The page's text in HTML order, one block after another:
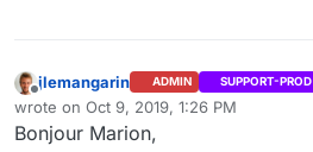
Offline
jlemangarin ADMIN SUPPORT-PROD
wrote on Oct 9, 2019, 1:26 PM
last edited by
Bonjour Marion,